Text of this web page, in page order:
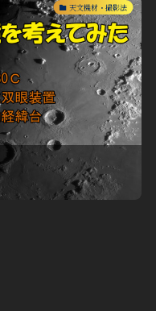
天文機材・撮影法